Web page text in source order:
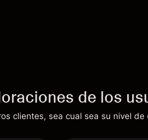
de los
clientes, sea cual sea su nivel de